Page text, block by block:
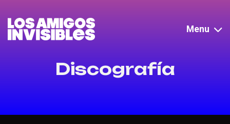
Menu
Discografía